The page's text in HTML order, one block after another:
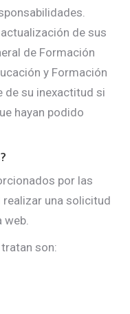
de sus
de Formación
y Formación
de su inexactitud si
hayan podido
por las
una solicitud
web.
son: